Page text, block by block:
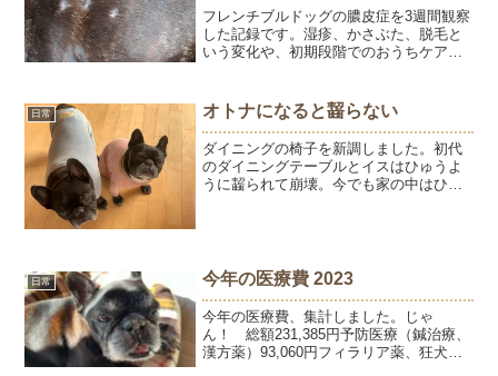
フレンチブルドッグの膿皮症を3週間観察
した記録です。湿疹、かさぶた、脱毛と
いう変化や、初期段階でのおうちケアに
日常 オトナになると齧らない
ダイニングの椅子を新調しました。初代
のダイニングテーブルとイスはひゅうよ
うに齧られて崩壊。今でも家の中はひゅ
日常 今年の医療費 2023
今年の医療費、集計しました。じゃ
ん！ 総額231,385円予防医療（鍼治療、
漢方薬）93,060円フィラリア薬、狂犬病